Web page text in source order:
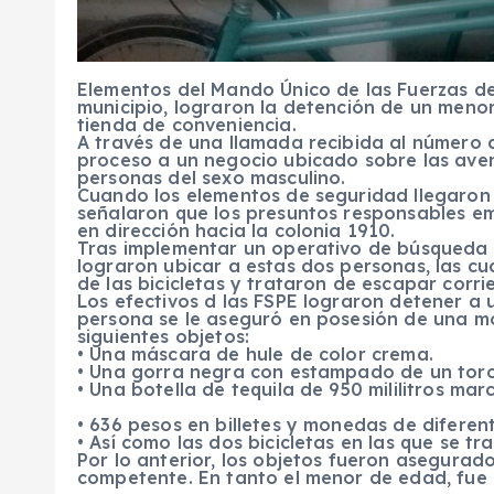
Elementos del Mando Único de las Fuerzas
municipio, lograron la detención de un
tienda de conveniencia.
A través de una llamada recibida al número
proceso a un negocio ubicado sobre las
personas del sexo masculino.
Cuando los elementos de seguridad
señalaron que los presuntos responsables
en dirección hacia la colonia 1910.
Tras implementar un operativo de
lograron ubicar a estas dos personas, las
de las bicicletas y trataron de escapar
Los efectivos d las FSPE lograron detener
persona se le aseguró en posesión de una
siguientes objetos:
• Una máscara de hule de color crema.
• Una gorra negra con estampado de un
• Una botella de tequila de 950 mililitros
• 636 pesos en billetes y monedas de
• Así como las dos bicicletas en las que se
Por lo anterior, los objetos fueron
competente. En tanto el menor de edad,